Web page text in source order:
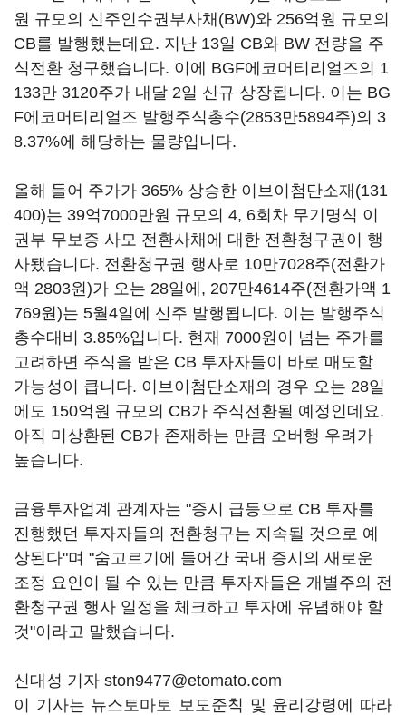
원 규모의 신주인수권부사채(BW)와 256억원 규모의
CB를 발행했는데요. 지난 13일 CB와 BW 전량을 주
식전환 청구했습니다. 이에 BGF에코머티리얼즈의 1
133만 3120주가 내달 2일 신규 상장됩니다. 이는 BG
F에코머티리얼즈 발행주식총수(2853만5894주)의 3
8.37%에 해당하는 물량입니다.
올해 들어 주가가 365% 상승한 이브이첨단소재(131
400)는 39억7000만원 규모의 4, 6회차 무기명식 이
권부 무보증 사모 전환사채에 대한 전환청구권이 행
사됐습니다. 전환청구권 행사로 10만7028주(전환가
액 2803원)가 오는 28일에, 207만4614주(전환가액 1
769원)는 5월4일에 신주 발행됩니다. 이는 발행주식
총수대비 3.85%입니다. 현재 7000원이 넘는 주가를
고려하면 주식을 받은 CB 투자자들이 바로 매도할
가능성이 큽니다. 이브이첨단소재의 경우 오는 28일
에도 150억원 규모의 CB가 주식전환될 예정인데요.
아직 미상환된 CB가 존재하는 만큼 오버행 우려가
높습니다.
금융투자업계 관계자는 "증시 급등으로 CB 투자를
진행했던 투자자들의 전환청구는 지속될 것으로 예
상된다"며 "숨고르기에 들어간 국내 증시의 새로운
조정 요인이 될 수 있는 만큼 투자자들은 개별주의 전
환청구권 행사 일정을 체크하고 투자에 유념해야 할
것"이라고 말했습니다.
신대성 기자 ston9477@etomato.com
이 기사는 뉴스토마토 보도준칙 및 윤리강령에 따라